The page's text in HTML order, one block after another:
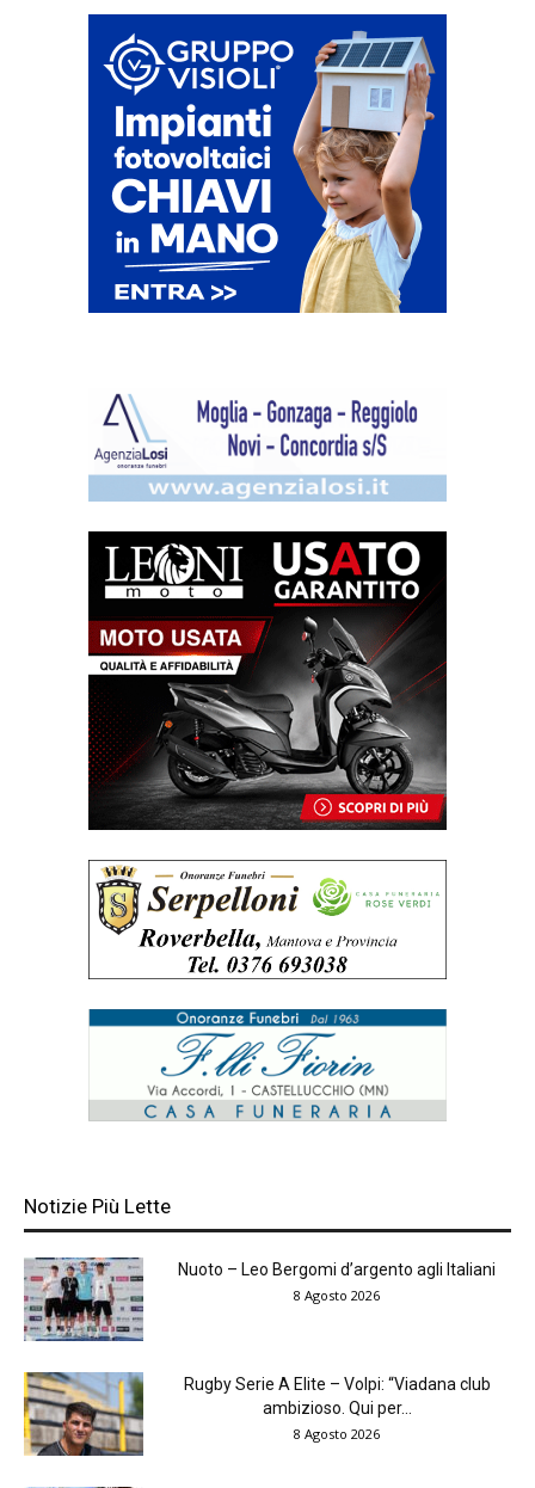
Notizie Più Lette
Nuoto – Leo Bergomi d’argento agli Italiani
8 Agosto 2026
Rugby Serie A Elite – Volpi: “Viadana club
ambizioso. Qui per...
8 Agosto 2026